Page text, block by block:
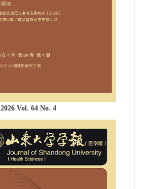
2026 Vol. 64 No. 4